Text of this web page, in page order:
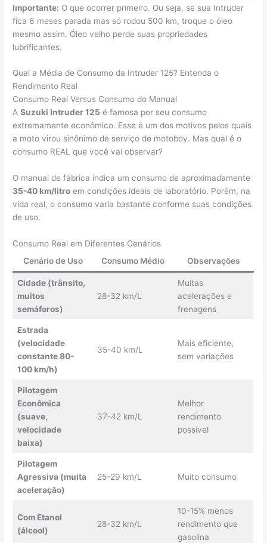
Importante: O que ocorrer primeiro. Ou seja, se sua Intruder
fica 6 meses parada mas só rodou 500 km, troque o óleo
mesmo assim. Óleo velho perde suas propriedades
lubrificantes.
Qual a Média de Consumo da Intruder 125? Entenda o
Rendimento Real
Consumo Real Versus Consumo do Manual
ASuzuki Intruder 125 é famosa por seu consumo
extremamente econômico. Esse é um dos motivos pelos quais
a moto virou sinônimo de serviço de motoboy. Mas qual é o
consumo REAL que você vai observar?
O manual de fábrica indica um consumo de aproximadamente
35-40 km/litro em condições ideais de laboratório. Porém, na
vida real, o consumo varia bastante conforme suas condições
de uso.
Consumo Real em Diferentes Cenários
Cenário de Uso
Consumo Médio Observações
Cidade (trânsito,
muitos
semáforos)
28-32 km/L
Muitas
acelerações e
frenagens
Estrada
(velocidade
constante 80-
100 km/h)
35-40 km/L
Mais eficiente,
sem variações
Pilotagem
Econômica
(suave,
velocidade
baixa)
37-42 km/L
Melhor
rendimento
possível
Pilotagem
Agressiva (muita
aceleração)
25-29 km/L Muito consumo
Com Etanol
(álcool)
28-32 km/L
10-15% menos
rendimento que
gasolina